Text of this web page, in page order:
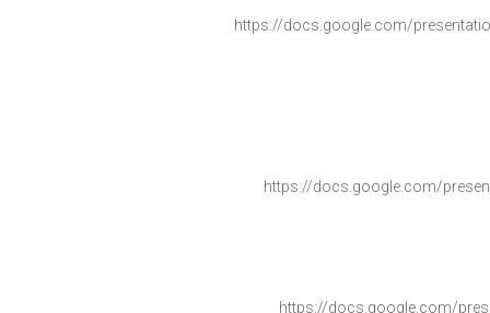
https://docs.google.com/
https://docs.google.com/
https://docs.google.com/